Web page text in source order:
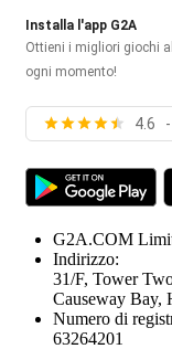
Installa l'app G2A
Ottieni i migliori giochi
ogni momento!
4.6 -
G2A.COM
Indirizzo:
31/F, Tower
Causeway Bay,
Numero di
63264201